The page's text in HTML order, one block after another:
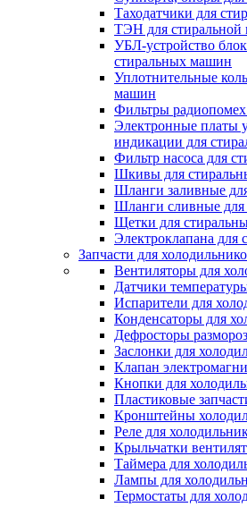
Таходатчики для
ТЭН для
УБЛ-устройство
стиральных машин
Уплотнительные
машин
Фильтры
Электронные платы
индикации для
Фильтр насоса для
Шкивы для
Шланги заливные
Шланги сливные
Щетки для
Электроклапана для
Запчасти для
Вентиляторы для
Датчики
Испарители для
Конденсаторы для
Дефросторы
Заслонки для
Клапан
Кнопки для
Пластиковые
Кронштейны
Реле для
Крыльчатки
Таймера для
Лампы для
Термостаты для